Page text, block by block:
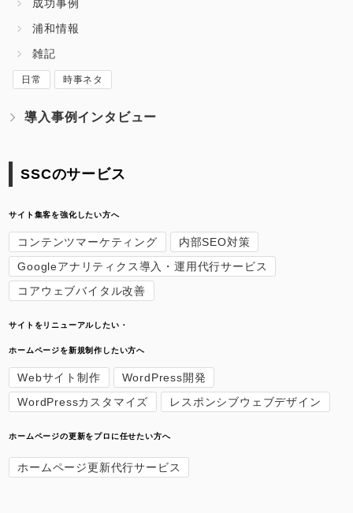
成功事例
浦和情報
雑記
日常 時事ネタ
導入事例インタビュー
SSCのサービス
サイト集客を強化したい方へ
コンテンツマーケティング
内部SEO対策
Googleアナリティクス導入・運用代行サービス
コアウェブバイタル改善
サイトをリニューアルしたい・
ホームページを新規制作したい方へ
Webサイト制作
WordPress開発
WordPressカスタマイズ
レスポンシブウェブデザイン
ホームページの更新をプロに任せたい方へ
ホームページ更新代行サービス